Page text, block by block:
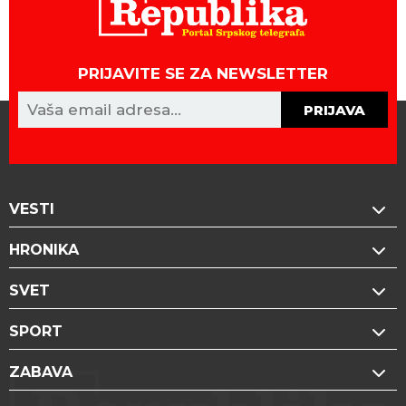
PRIJAVITE SE ZA NEWSLETTER
PRIJAVA
VESTI
HRONIKA
SVET
SPORT
ZABAVA